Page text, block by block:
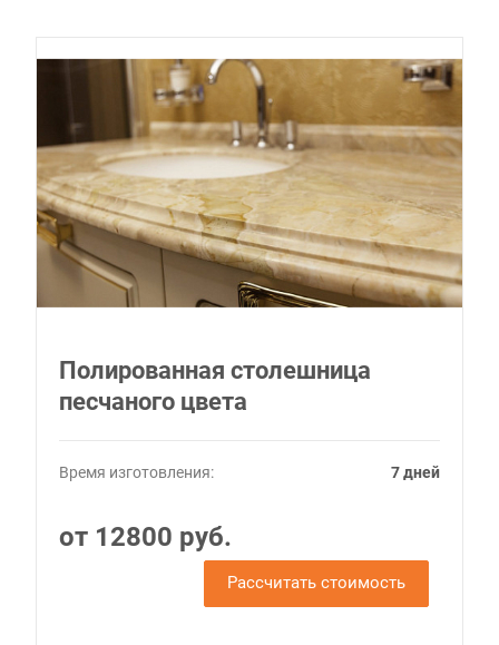
Полированная столешница
песчаного цвета
Время изготовления: 7 дней
от 12800 руб.
Рассчитать стоимость